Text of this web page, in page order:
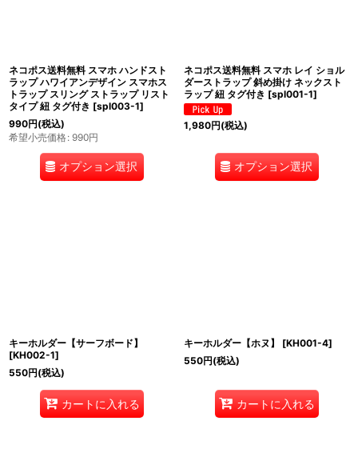
ネコポス送料無料 スマホ ハンドスト
ラップ ハワイアンデザイン スマホス
トラップ スリング ストラップ リスト
タイプ 紐 タグ付き [spl003-1]
990円(税込)
希望小売価格: 990円
オプション選択
ネコポス送料無料 スマホ レイ ショル
ダーストラップ 斜め掛け ネックスト
ラップ 紐 タグ付き [spl001-1]
1,980円(税込)
オプション選択
キーホルダー【サーフボード】
[KH002-1]
550円(税込)
カートに入れる
キーホルダー【ホヌ】 [KH001-4]
550円(税込)
カートに入れる